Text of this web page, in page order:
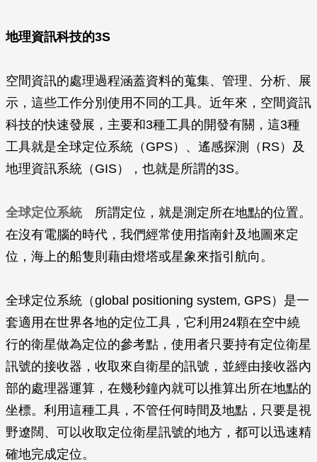
地理資訊科技的3S
空間資訊的處理過程涵蓋資料的蒐集、管理、分析、展
示，這些工作分別使用不同的工具。近年來，空間資訊
科技的快速發展，主要和3種工具的開發有關，這3種
工具就是全球定位系統（GPS）、遙感探測（RS）及
地理資訊系統（GIS），也就是所謂的3S。
全球定位系統所謂定位，就是測定所在地點的位置。
在沒有電腦的時代，我們經常使用指南針及地圖來定
位，海上的船隻則藉由燈塔或星象來指引航向。
全球定位系統（global positioning system, GPS）是一
套適用在世界各地的定位工具，它利用24顆在空中繞
行的衛星做為定位的參考點，使用者只要持有定位衛星
訊號的接收器，收取來自衛星的訊號，並經由接收器內
部的處理器運算，在幾秒鐘內就可以推算出所在地點的
坐標。利用這種工具，不管任何時間及地點，只要是視
野遼闊、可以收取定位衛星訊號的地方，都可以迅速精
確地完成定位。